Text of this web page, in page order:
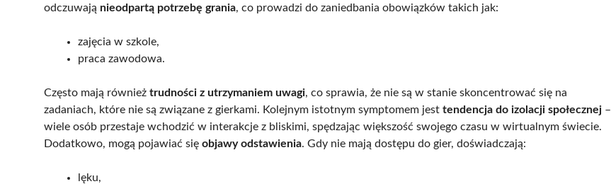
odczuwają nieodpartą potrzebę grania, co prowadzi do zaniedbania obowiązków takich jak:
zajęcia w szkole,
praca zawodowa.
Często mają również trudności z utrzymaniem uwagi, co sprawia, że nie są w stanie skoncentrować się na
zadaniach, które nie są związane z gierkami. Kolejnym istotnym symptomem jest tendencja do izolacji społecznej –
wiele osób przestaje wchodzić w interakcje z bliskimi, spędzając większość swojego czasu w wirtualnym świecie.
Dodatkowo, mogą pojawiać się objawy odstawienia. Gdy nie mają dostępu do gier, doświadczają:
lęku,